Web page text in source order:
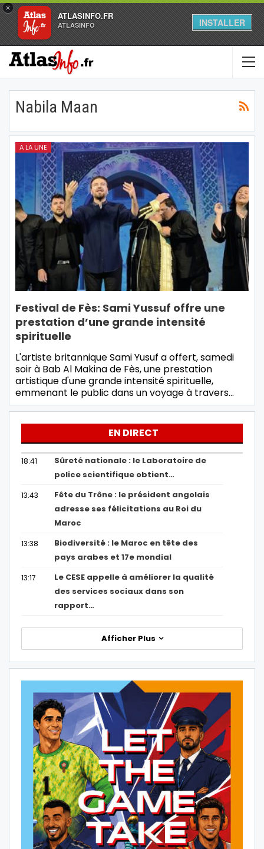
×
ATLASINFO.FR
ATLASINFO INSTALLER
Nabila Maan
A LA UNE
Festival de Fès: Sami Yussuf offre une
prestation d’une grande intensité
spirituelle
L'artiste britannique Sami Yusuf a offert, samedi
soir à Bab Al Makina de Fès, une prestation
artistique d'une grande intensité spirituelle,
emmenant le public dans un voyage à travers…
EN DIRECT
18:41
Sûreté nationale : le Laboratoire de
police scientifique obtient…
13:43
Fête du Trône : le président angolais
adresse ses félicitations au Roi du
Maroc
13:38
Biodiversité : le Maroc en tête des
pays arabes et 17e mondial
13:17
Le CESE appelle à améliorer la qualité
des services sociaux dans son
rapport…
Afficher Plus